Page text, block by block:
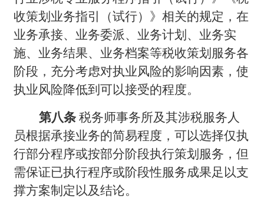
收策划业务指引（试行）》相关的规定，在
业务承接、业务委派、业务计划、业务实
施、业务结果、业务档案等税收策划服务各
阶段，充分考虑对执业风险的影响因素，使
执业风险降低到可以接受的程度。
第八条税务师事务所及其涉税服务人
员根据承接业务的简易程度，可以选择仅执
行部分程序或按部分阶段执行策划服务，但
需保证已执行程序或阶段性服务成果足以支
撑方案制定以及结论。